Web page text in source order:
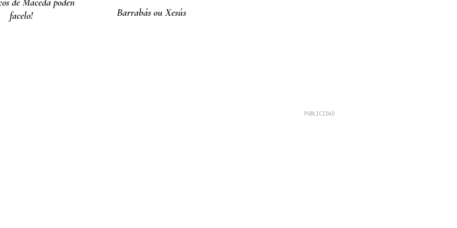
de Maceda poden
facelo!
Barrabás ou Xesús